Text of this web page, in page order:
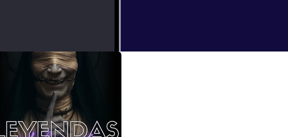
es un susurro de algo que no
de escuchar es el terror en